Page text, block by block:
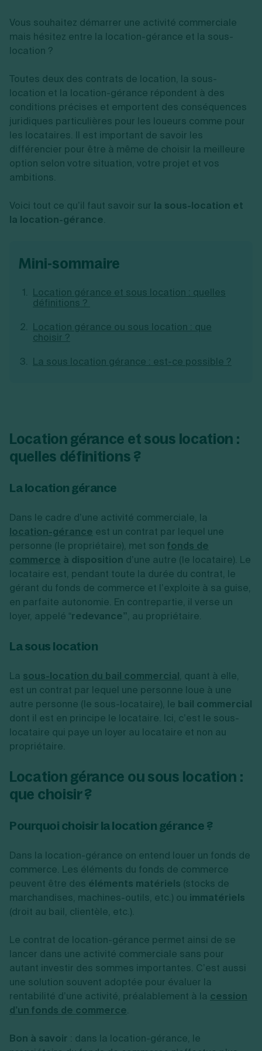
Construction/travaux
Restauration
Commerce
Autres
Ressources
Simulateur de choix de forme juridique
Calcul de charges sociales
Estimation du coût de création
Calcul d'éligibilité à l'ACRE
Vérification de la disponibilité du nom d'entreprise
Générateur de mentions légales
Création d'entreprise
Transmission universelle de patrimoine
Augmentation de capital
Réduction de capital
Gestion comptable
Approbation des comptes
Dépôt de marque
Recherche d'antériorité
Protection des créations
Confidentialité de l'adresse du dirigeant
Fermer son entreprise
Mise en sommeil
Dissolution-liquidation
Dépôt de bilan
LMNP
Par métier
Vente en ligne
Services aux entreprises
Construction/travaux
Restauration
Commerce
Transport
Autres
Par fonctionnalité
Logiciel de comptabilité
Gestion des achats
Gestion de la trésorerie
Par besoin
Je souhaite être accompagné
Découvrez notre cabinet d'expertise
Fiches SAS
Fiches EURL
Fiches SARL
Fiches SCI
Fiches association
Toutes les fiches sur la création
Autres démarches
Gestion d’entreprise
Fermeture d’entreprise
Exercice d’un métier
Recouvrement de factures
Gérer ses salariés
Ouvrir sa société
Devenir auto entrepreneur
Création de SASU
Création de SARL
Création de SAS
Création de SCI
Création d'association
Ouverture compte pro
Vous souhaitez démarrer une activité commerciale
mais hésitez entre la location-gérance et la sous-
location ?
Toutes deux des contrats de location, la sous-
location et la location-gérance répondent à des
conditions précises et emportent des conséquences
juridiques particulières pour les loueurs comme pour
les locataires. Il est important de savoir les
différencier pour être à même de choisir la meilleure
option selon votre situation, votre projet et vos
ambitions.
Voici tout ce qu’il faut savoir sur la sous-location et
la location-gérance.
mini-sommaire
Location gérance et sous location : quelles
définitions ?
Location gérance ou sous location : que
choisir ?
La sous location gérance : est-ce possible ?
Location gérance et sous location :
quelles définitions ?
La location gérance
Dans le cadre d’une activité commerciale, la
location-gérance est un contrat par lequel une
personne (le propriétaire), met son fonds de
commerce à disposition d’une autre (le locataire). Le
locataire est, pendant toute la durée du contrat, le
gérant du fonds de commerce et l’exploite à sa guise,
en parfaite autonomie. En contrepartie, il verse un
loyer, appelé “redevance”, au propriétaire.
La sous location
La sous-location du bail commercial, quant à elle,
est un contrat par lequel une personne loue à une
autre personne (le sous-locataire), le bail commercial
dont il est en principe le locataire. Ici, c’est le sous-
locataire qui paye un loyer au locataire et non au
propriétaire.
Location gérance ou sous location :
que choisir ?
Pourquoi choisir la location gérance ?
Dans la location-gérance on entend louer un fonds de
commerce. Les éléments du fonds de commerce
peuvent être des éléments matériels (stocks de
marchandises, machines-outils, etc.) ou immatériels
(droit au bail, clientèle, etc.).
Le contrat de location-gérance permet ainsi de se
lancer dans une activité commerciale sans pour
autant investir des sommes importantes. C’est aussi
une solution souvent adoptée pour évaluer la
rentabilité d’une activité, préalablement à la cession
d’un fonds de commerce.
Bon à savoir : dans la location-gérance, le